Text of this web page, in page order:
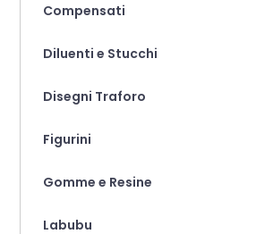
Compensati
Diluenti e Stucchi
Disegni Traforo
Figurini
Gomme e Resine
Labubu